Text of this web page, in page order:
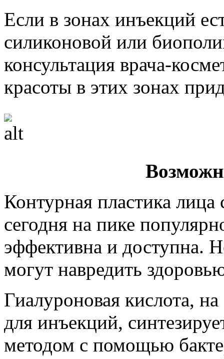
Если в зонах инъекций
силиконовой или
консультация врача-
красоты в этих зонах
Контурная пластика
сегодня на пике
эффективна и доступна.
могут навредить
Гиалуроновая кислота,
для инъекций,
методом с помощью